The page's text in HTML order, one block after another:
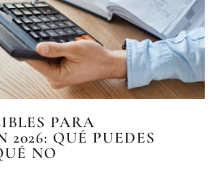
PARA
2026: QUÉ PUEDES
NO